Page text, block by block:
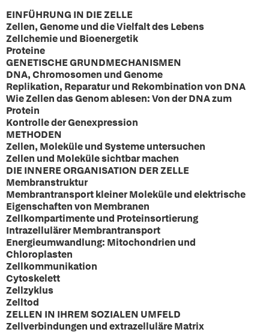
EINFÜHRUNG IN DIE ZELLE
Zellen, Genome und die Vielfalt des Lebens
Zellchemie und Bioenergetik
Proteine
GENETISCHE GRUNDMECHANISMEN
DNA, Chromosomen und Genome
Replikation, Reparatur und Rekombination von DNA
Wie Zellen das Genom ablesen: Von der DNA zum
Protein
Kontrolle der Genexpression
METHODEN
Zellen, Moleküle und Systeme untersuchen
Zellen und Moleküle sichtbar machen
DIE INNERE ORGANISATION DER ZELLE
Membranstruktur
Membrantransport kleiner Moleküle und elektrische
Eigenschaften von Membranen
Zellkompartimente und Proteinsortierung
Intrazellulärer Membrantransport
Energieumwandlung: Mitochondrien und
Chloroplasten
Zellkommunikation
Cytoskelett
Zellzyklus
Zelltod
ZELLEN IN IHREM SOZIALEN UMFELD
Zellverbindungen und extrazelluläre Matrix